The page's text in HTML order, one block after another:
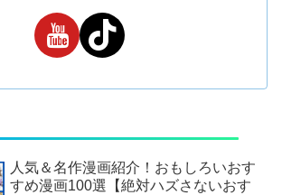
人気＆名作漫画紹介！おもしろいおす
すめ漫画100選【絶対ハズさないおす